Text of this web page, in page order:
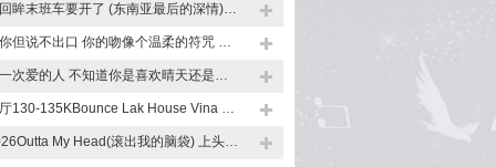
别回眸末班车要开了 (东南亚最后的深情)Prog国粤语专辑车载DJ串烧
爱你但说不出口 你的吻像个温柔的符咒 中文国粤语流行PG车载DJ串烧
第一次爱的人 不知道你是喜欢晴天还是喜欢雨天中文流行LAK弹跳节奏车载DJ串烧
小厅130-135KBounce Lak House Vina House紧凑高端现场歌路DJ串烧
2026Outta My Head(滚出我的脑袋) 上头第七期中英文FKHOUS咚鼓车载DJ串烧